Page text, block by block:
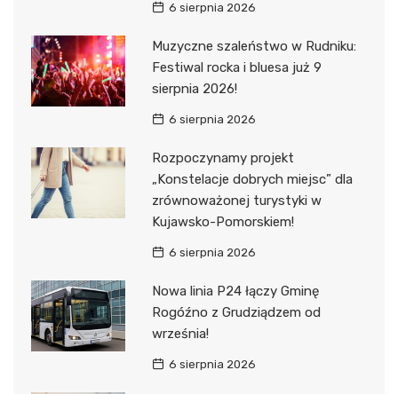
6 sierpnia 2026
Muzyczne szaleństwo w Rudniku:
Festiwal rocka i bluesa już 9
sierpnia 2026!
6 sierpnia 2026
Rozpoczynamy projekt
„Konstelacje dobrych miejsc” dla
zrównoważonej turystyki w
Kujawsko-Pomorskiem!
6 sierpnia 2026
Nowa linia P24 łączy Gminę
Rogóźno z Grudziądzem od
września!
6 sierpnia 2026